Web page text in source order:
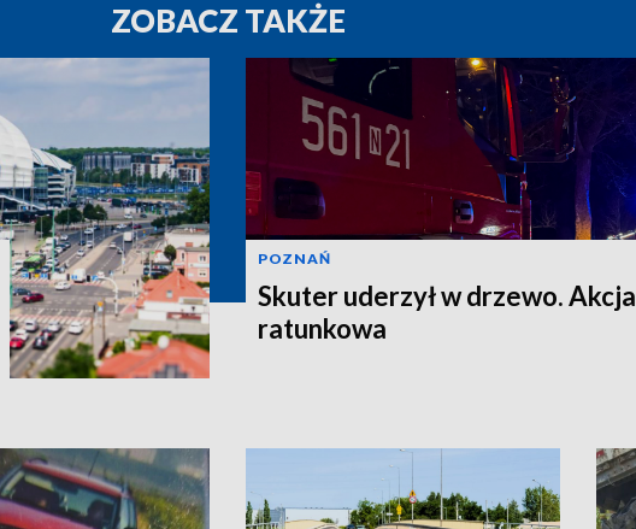
ZOBACZ TAKŻE
POZNAŃ
Skuter uderzył w drzewo. Akcja
ratunkowa